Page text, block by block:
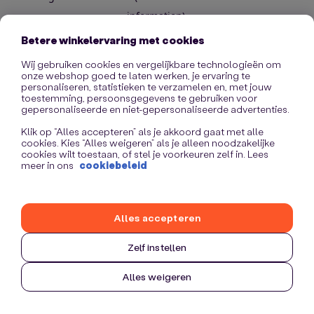
information).
Betere winkelervaring met cookies
Wij gebruiken cookies en vergelijkbare technologieën om
onze webshop goed te laten werken, je ervaring te
personaliseren, statistieken te verzamelen en, met jouw
toestemming, persoonsgegevens te gebruiken voor
gepersonaliseerde en niet-gepersonaliseerde advertenties.
Klik op “Alles accepteren” als je akkoord gaat met alle
cookies. Kies “Alles weigeren” als je alleen noodzakelijke
cookies wilt toestaan, of stel je voorkeuren zelf in. Lees
meer in ons cookiebeleid
Zelf instellen
Alles weigeren
Alles accepteren